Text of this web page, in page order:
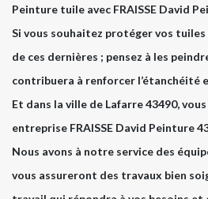
Peinture tuile avec FRAISSE David
Si vous souhaitez protéger vos
de ces dernières ; pensez à les
contribuera à renforcer l’étanchéité
Et dans la ville de Lafarre 43490,
entreprise FRAISSE David Peinture
Nous avons à notre service des
vous assureront des travaux bien